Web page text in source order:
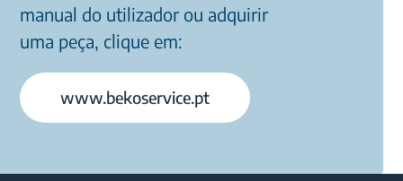
manual do utilizador ou adquirir
uma peça, clique em:
www.bekoservice.pt